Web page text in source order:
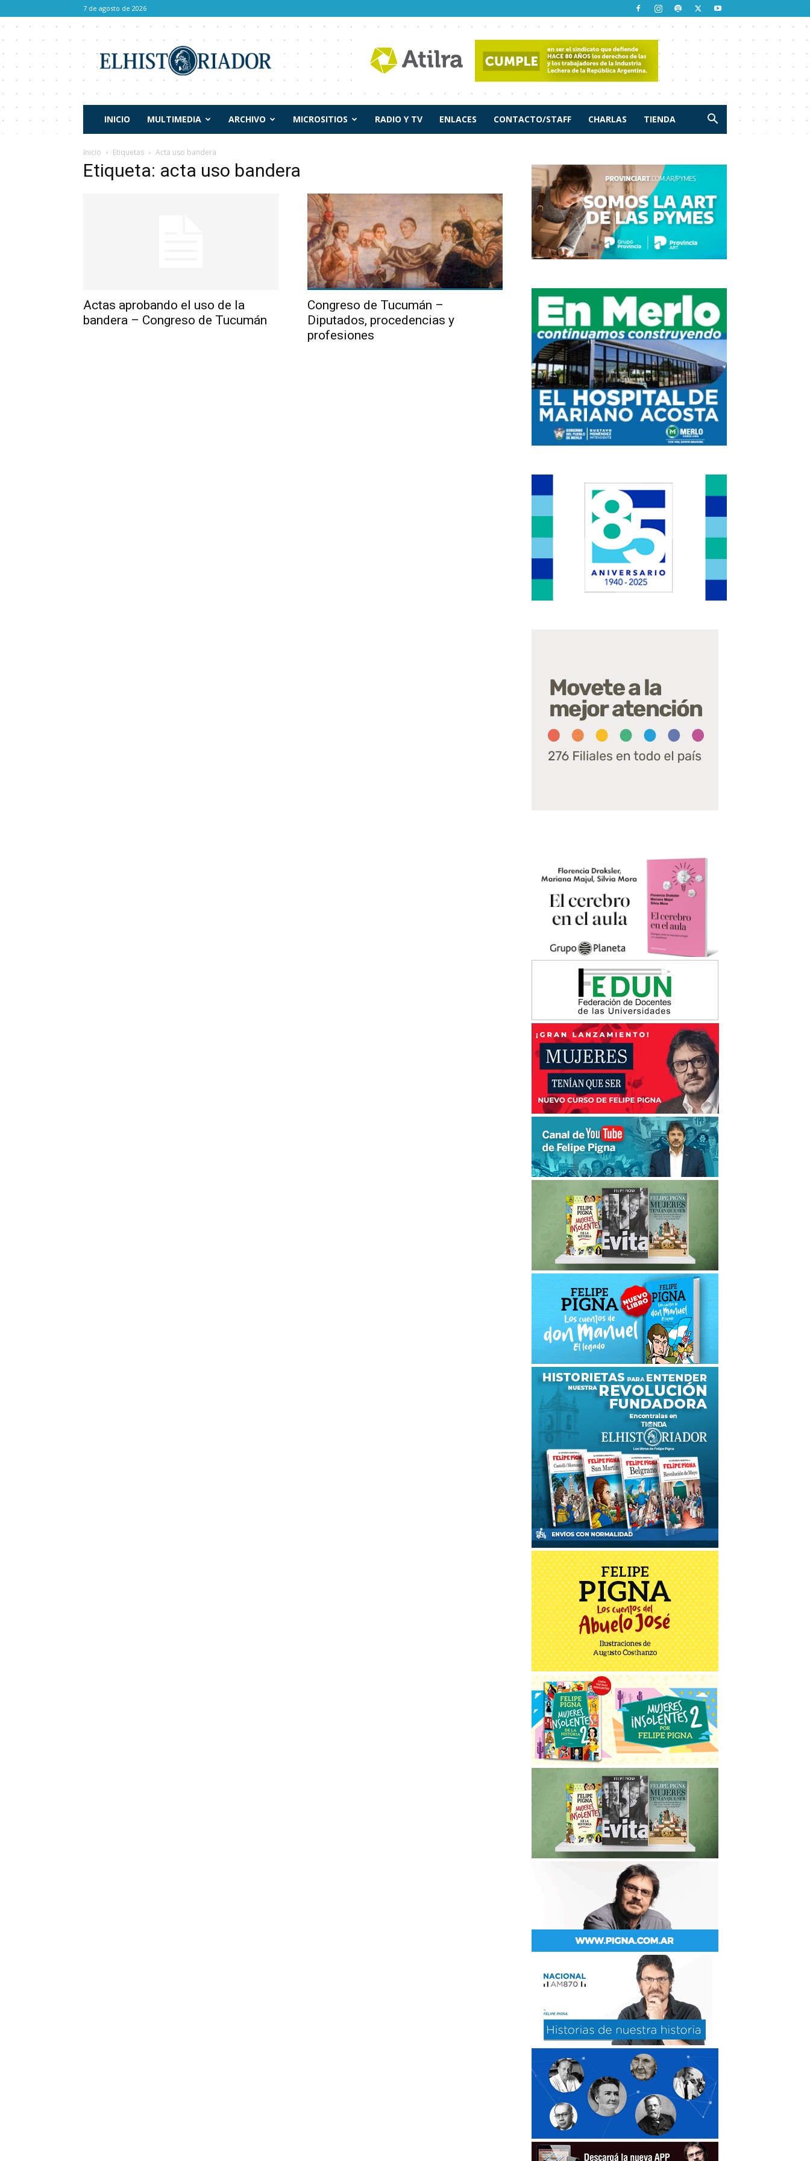
7 de agosto de 2026
Historiador
INICIO MULTIMEDIA ARCHIVO MICROSITIOS RADIO Y TV ENLACES CONTACTO/STAFF CHARLAS TIENDA
Inicio Etiquetas Acta uso bandera
Etiqueta: acta uso bandera
Actas aprobando el uso de la
bandera – Congreso de Tucumán
Congreso de Tucumán –
Diputados, procedencias y
profesiones